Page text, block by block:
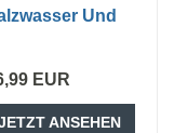
Und
EUR
ANSEHEN